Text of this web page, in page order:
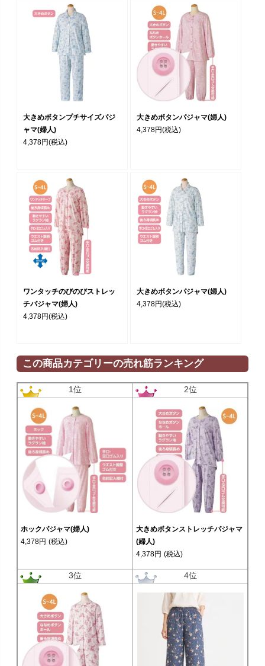
大きめボタンプチサイズパジ
ャマ(婦人)
4,378円(税込)
大きめボタンパジャマ(婦人)
4,378円(税込)
ワンタッチのびのびストレッ
チパジャマ(婦人)
4,378円(税込)
大きめボタンパジャマ(婦人)
4,378円(税込)
この商品カテゴリーの売れ筋ランキング
1位
ホックパジャマ(婦人)
4,378円 (税込)
2位
大きめボタンストレッチパジャマ
(婦人)
4,378円 (税込)
3位 4位